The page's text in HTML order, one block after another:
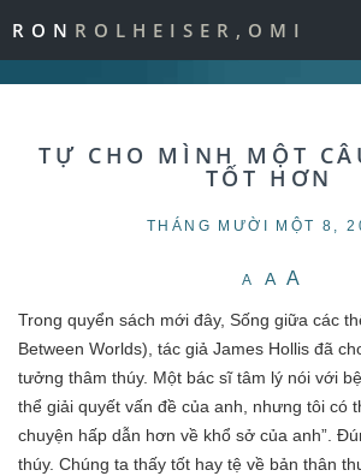
RON ROLHEISER,OMI
TỰ CHO MÌNH MỘT
TỐT HƠN
THÁNG MƯỜI MỘT 8,
A A A
Trong quyển sách mới đây, Sống giữa các
Between Worlds), tác giả James Hollis đã
tưởng thâm thúy. Một bác sĩ tâm lý nói với
thể giải quyết vấn đề của anh, nhưng tôi có
chuyện hấp dẫn hơn về khổ sở của anh”.
thúy. Chúng ta thấy tốt hay tệ về bản thân